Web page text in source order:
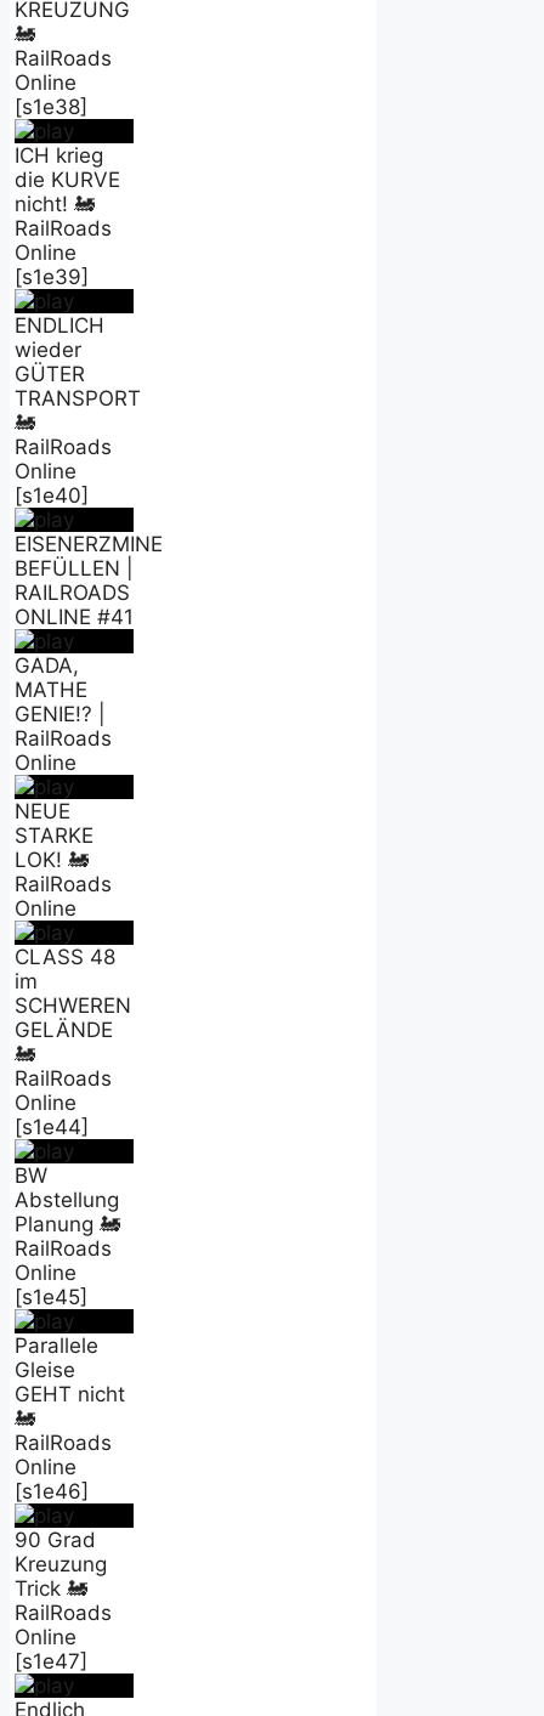
KREUZUNG
🚂
RailRoads
Online
[s1e38]
ICH krieg
die KURVE
nicht! 🚂
RailRoads
Online
[s1e39]
ENDLICH
wieder
GÜTER
TRANSPORT
🚂
RailRoads
Online
[s1e40]
EISENERZMINE
BEFÜLLEN |
RAILROADS
ONLINE #41
GADA,
MATHE
GENIE!? |
RailRoads
Online
NEUE
STARKE
LOK! 🚂
RailRoads
Online
CLASS 48
im
SCHWEREN
GELÄNDE
🚂
RailRoads
Online
[s1e44]
BW
Abstellung
Planung 🚂
RailRoads
Online
[s1e45]
Parallele
Gleise
GEHT nicht
🚂
RailRoads
Online
[s1e46]
90 Grad
Kreuzung
Trick 🚂
RailRoads
Online
[s1e47]
Endlich